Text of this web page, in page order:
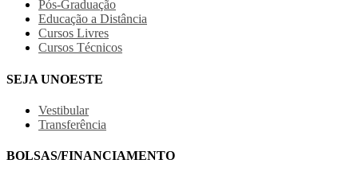
Pós-Graduação
Educação a Distância
Cursos Livres
Cursos Técnicos
SEJA UNOESTE
Vestibular
Transferência
BOLSAS/FINANCIAMENTO